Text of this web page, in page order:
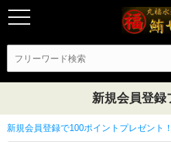
新規会員登録
新規会員登録で100ポイントプレゼント！